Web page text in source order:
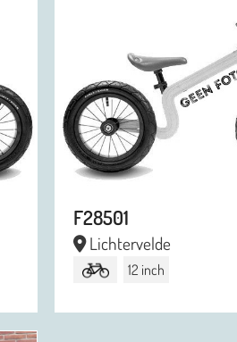
F28501
Lichtervelde
12 inch